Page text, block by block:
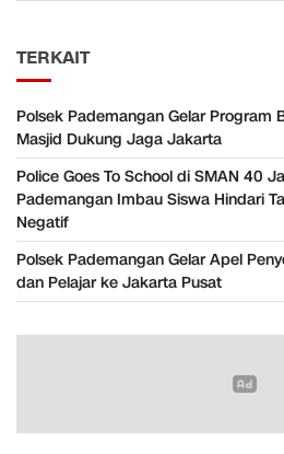
TERKAIT
Polsek Pademangan Gelar Program
Masjid Dukung Jaga Jakarta
Police Goes To School di SMAN 40
Pademangan Imbau Siswa Hindari
Negatif
Polsek Pademangan Gelar Apel
dan Pelajar ke Jakarta Pusat